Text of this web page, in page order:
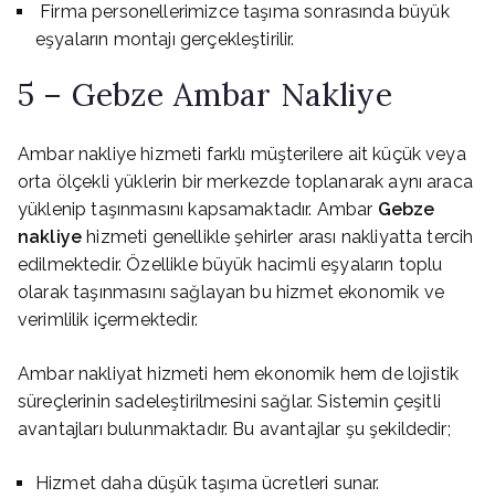
Firma personellerimizce taşıma sonrasında büyük
eşyaların montajı gerçekleştirilir.
5 – Gebze Ambar Nakliye
Ambar nakliye hizmeti farklı müşterilere ait küçük veya
orta ölçekli yüklerin bir merkezde toplanarak aynı araca
yüklenip taşınmasını kapsamaktadır. Ambar Gebze
nakliye hizmeti genellikle şehirler arası nakliyatta tercih
edilmektedir. Özellikle büyük hacimli eşyaların toplu
olarak taşınmasını sağlayan bu hizmet ekonomik ve
verimlilik içermektedir.
Ambar nakliyat hizmeti hem ekonomik hem de lojistik
süreçlerinin sadeleştirilmesini sağlar. Sistemin çeşitli
avantajları bulunmaktadır. Bu avantajlar şu şekildedir;
Hizmet daha düşük taşıma ücretleri sunar.